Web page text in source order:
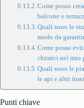
Come posso
balcone o
Quali sono le
modo da
Come posso
chimici nel mio
Quali sono le
le api e altri
Punti chiave